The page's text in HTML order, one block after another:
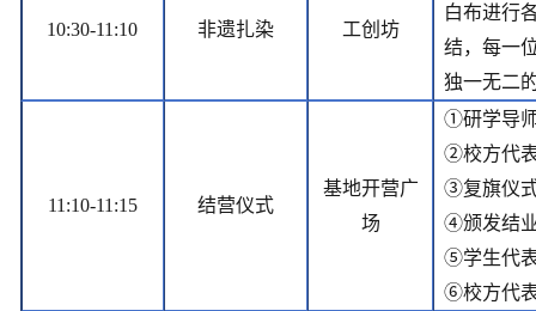
10:30-11:10 非遗扎染 工创坊
白布进行
结，每一
独一无二
11:10-11:15 结营仪式
基地开营广
场
①研学导
②校方代
③复旗仪
④颁发结
⑤学生代
⑥校方代